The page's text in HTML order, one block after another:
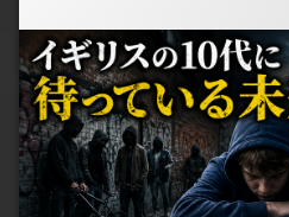
ギ
リ
ス
人
の
若
者
の